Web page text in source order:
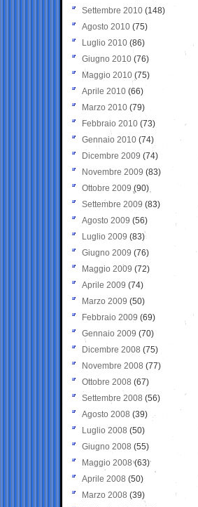
Settembre 2010 (148)
Agosto 2010 (75)
Luglio 2010 (86)
Giugno 2010 (76)
Maggio 2010 (75)
Aprile 2010 (66)
Marzo 2010 (79)
Febbraio 2010 (73)
Gennaio 2010 (74)
Dicembre 2009 (74)
Novembre 2009 (83)
Ottobre 2009 (90)
Settembre 2009 (83)
Agosto 2009 (56)
Luglio 2009 (83)
Giugno 2009 (76)
Maggio 2009 (72)
Aprile 2009 (74)
Marzo 2009 (50)
Febbraio 2009 (69)
Gennaio 2009 (70)
Dicembre 2008 (75)
Novembre 2008 (77)
Ottobre 2008 (67)
Settembre 2008 (56)
Agosto 2008 (39)
Luglio 2008 (50)
Giugno 2008 (55)
Maggio 2008(63)
Aprile 2008 (50)
Marzo 2008 (39)